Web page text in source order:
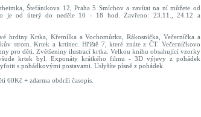
Štefánikova 12, Praha 5 Smíchov a zavítat na ní můžete od
je od úterý do neděle 10 - 18 hod. Zavřeno: 23.11., 24.12 a
hrdiny Krtka, Křemílka a Vochomůrku, Rákosníčka, Večerníčka a
strom. Krtek a krtinec. Hřiště 7, které znáte z ČT. Večerníčkovo
pro děti. Zvětšeniny ilustrací krtka. Velkou knihu obsahující vzorky
krtek byl. Exponáty krátkého filmu - 3D výjevy z pohádek
s pohádkovými postavami. Uslyšíte písně z pohádek.
60Kč + zdarma obdrží časopis.